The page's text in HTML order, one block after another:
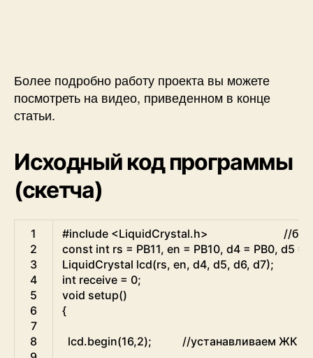
Более подробно работу проекта вы можете
посмотреть на видео, приведенном в конце
статьи.
Исходный код программы
(скетча)
Arduino
1
2
3
4
5
6
7
8
#include <LiquidCrystal.h>
const int rs = PB11, en = PB10, d4 = PB0, d5 =
LiquidCrystal lcd(rs, en, d4, d5, d6, d7);
int receive = 0;
void setup()
{
lcd.begin(16,2); //устанавливаем ЖК